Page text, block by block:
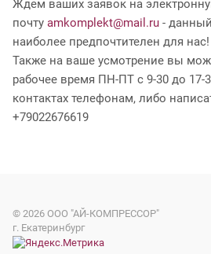
Ждем ваших заявок на
почту amkomplekt@mail.ru -
наиболее предпочтителен для нас!
Также на ваше усмотрение вы
рабочее время ПН-ПТ с 9-30 до 17-
контактах телефонам, либо
+79022676619
© 2026 ООО "АЙ-КОМПРЕССОР"
г. Екатеринбург